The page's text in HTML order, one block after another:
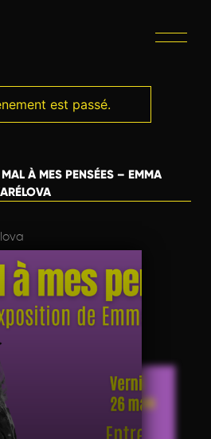
est passé.
À MES PENSÉES – EMMA